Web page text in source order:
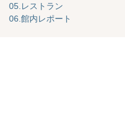
05.レストラン
06.館内レポート